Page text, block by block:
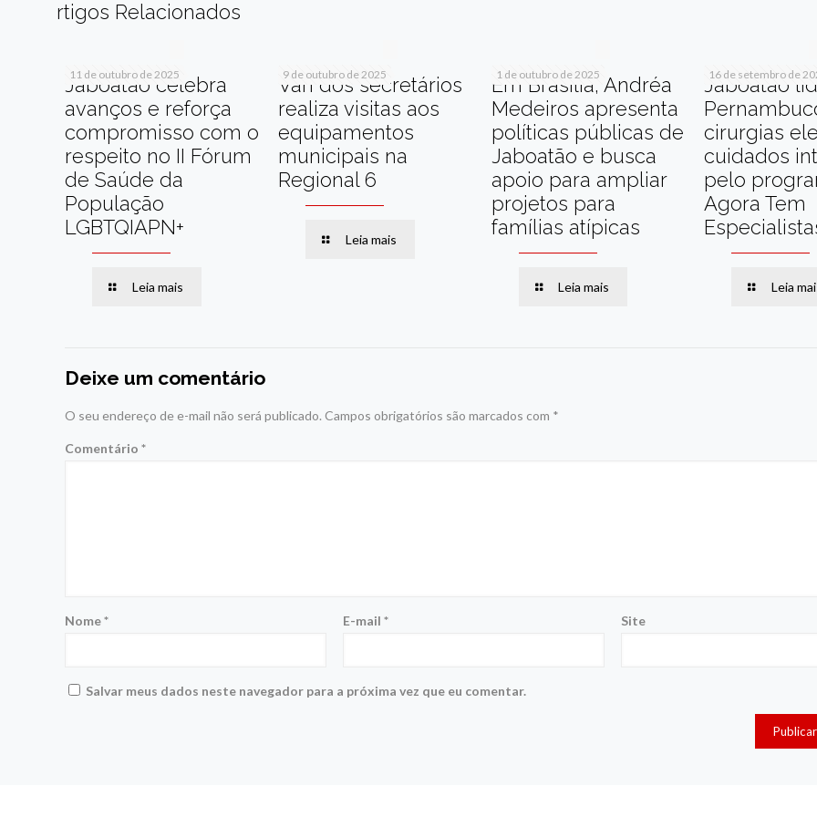
rtigos Relacionados
11 de outubro de 2025
Jaboatão celebra
avanços e reforça
compromisso com o
respeito no II Fórum
de Saúde da
População
LGBTQIAPN+
Leia mais
9 de outubro de 2025
Van dos secretários
realiza visitas aos
equipamentos
municipais na
Regional 6
Leia mais
1 de outubro de 2025
Em Brasília, Andréa
Medeiros apresenta
políticas públicas de
Jaboatão e busca
apoio para ampliar
projetos para
famílias atípicas
Leia mais
16 de setembro de
Jaboatão
cirurgias
cuidados
pelo
Agora Tem
Leia
Deixe um comentário
O seu endereço de e-mail não será publicado. Campos obrigatórios são marcados com *
Comentário*
Nome* E-mail* Site
Salvar meus dados neste navegador para a próxima vez que eu comentar.